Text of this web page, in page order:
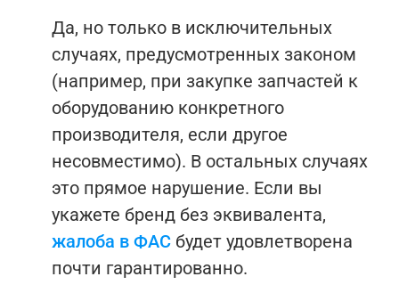
Да, но только в исключительных
случаях, предусмотренных законом
(например, при закупке запчастей к
оборудованию конкретного
производителя, если другое
несовместимо). В остальных случаях
это прямое нарушение. Если вы
укажете бренд без эквивалента,
жалоба в ФАС будет удовлетворена
почти гарантированно.